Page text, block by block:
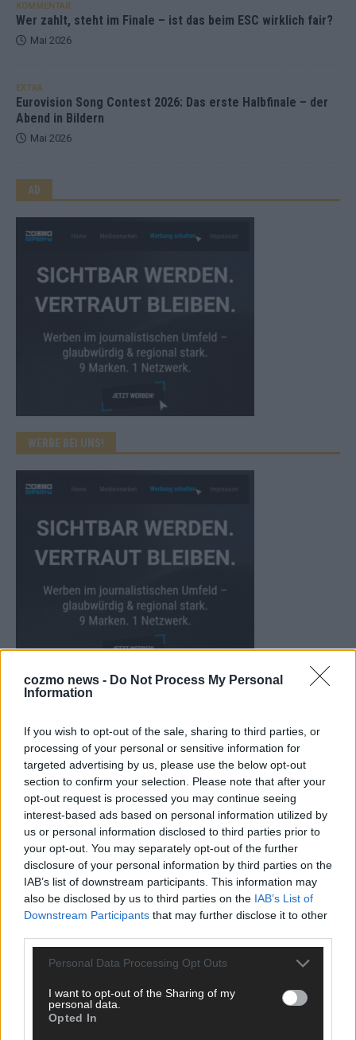
cozmo news - Do Not Process My Personal
Information
If you wish to opt-out of the sale, sharing to third parties, or
processing of your personal or sensitive information for
targeted advertising by us, please use the below opt-out
section to confirm your selection. Please note that after your
opt-out request is processed you may continue seeing
interest-based ads based on personal information utilized by
us or personal information disclosed to third parties prior to
your opt-out. You may separately opt-out of the further
disclosure of your personal information by third parties on the
IAB’s list of downstream participants. This information may
also be disclosed by us to third parties on the IAB’s List of
Downstream Participants that may further disclose it to other
Personal Data Processing Opt Outs
I want to opt-out of the Sharing of my
personal data.
Opted In
KOMMENTAR
Wer zahlt, steht im Finale – ist das beim ESC wirklich fair?
Mai 2026
EXTRA
Eurovision Song Contest 2026: Das erste Halbfinale – der
Abend in Bildern
Mai 2026
AD
WERBE BEI UNS!
CHECK UNS AUF FACEBOOK